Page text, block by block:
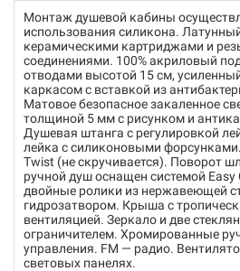
Монтаж душевой кабины
использования силикона.
керамическими картриджами и
соединениями. 100% акриловый
отводами высотой 15 см,
каркасом с вставкой из
Матовое безопасное закаленное
толщиной 5 мм с рисунком и
Душевая штанга с регулировкой
лейка с силиконовыми
Twist (не скручивается). Поворот
ручной душ оснащен системой
двойные ролики из нержавеющей
гидрозатвором. Крыша с
вентиляцией. Зеркало и две
ограничителем. Хромированные
управления. FM — радио.
световых панелях.